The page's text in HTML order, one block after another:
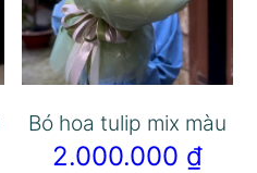
Bó hoa tulip mix màu
2.000.000 ₫